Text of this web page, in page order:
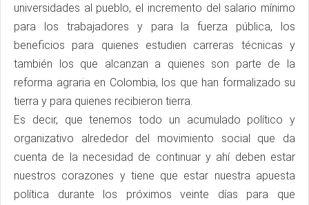
universidades al pueblo, el incremento del salario mínimo
para los trabajadores y para la fuerza pública, los
beneficios para quienes estudien carreras técnicas y
también los que alcanzan a quienes son parte de la
reforma agraria en Colombia, los que han formalizado su
tierra y para quienes recibieron tierra.
Es decir, que tenemos todo un acumulado político y
organizativo alrededor del movimiento social que da
cuenta de la necesidad de continuar y ahí deben estar
nuestros corazones y tiene que estar nuestra apuesta
política durante los próximos veinte días para que